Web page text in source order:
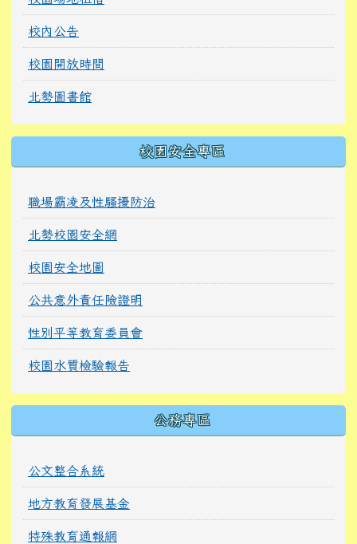
校內公告
校園開放時間
北勢圖書館
校園安全專區
職場霸凌及性騷擾防治
北勢校園安全網
校園安全地圖
公共意外責任險證明
性別平等教育委員會
校園水質檢驗報告
公務專區
公文整合系統
地方教育發展基金
特殊教育通報網